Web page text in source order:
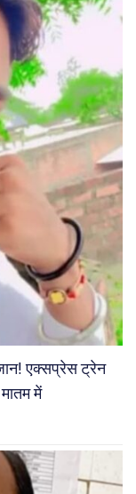
एक्सप्रेस ट्रेन
में